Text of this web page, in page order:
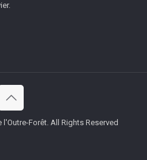
Forêt. All Rights Reserved